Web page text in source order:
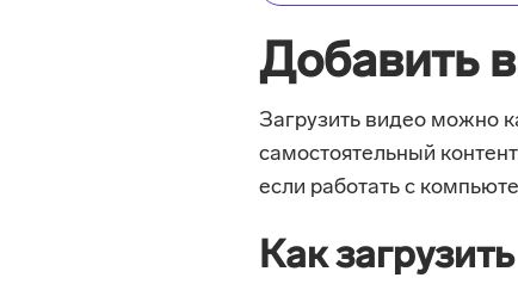
Добавить
Загрузить видео можно
самостоятельный
если работать с
Как